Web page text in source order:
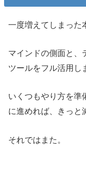
一度増えてしまった
マインドの側面と、
ツールをフル活用し
いくつもやり方を準
に進めれば、きっと
それではまた。